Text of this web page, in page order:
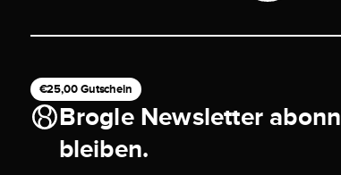
€25,00 Gutschein
Brogle Newsletter
bleiben.